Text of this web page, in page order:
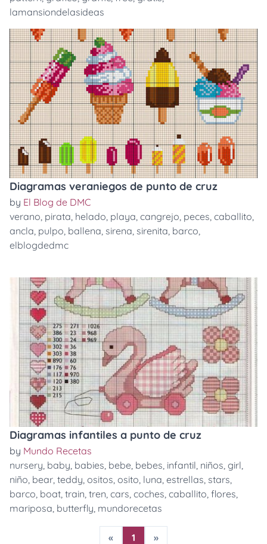
lamansiondelasideas
Diagramas veraniegos de punto de cruz
by El Blog de DMC
verano, pirata, helado, playa, cangrejo, peces, caballito,
ancla, pulpo, ballena, sirena, sirenita, barco,
elblogdedmc
Diagramas infantiles a punto de cruz
by Mundo Recetas
nursery, baby, babies, bebe, bebes, infantil, niños, girl,
niño, bear, teddy, ositos, osito, luna, estrellas, stars,
barco, boat, train, tren, cars, coches, caballito, flores,
mariposa, butterfly, mundorecetas
« 1 »